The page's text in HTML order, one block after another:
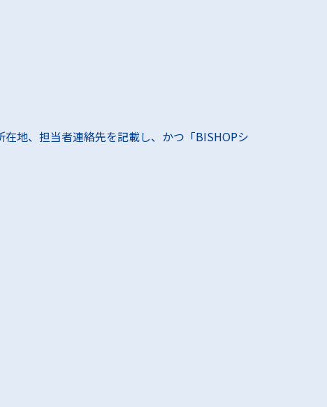
地、担当者連絡先を記載し、かつ「BISHOPシ